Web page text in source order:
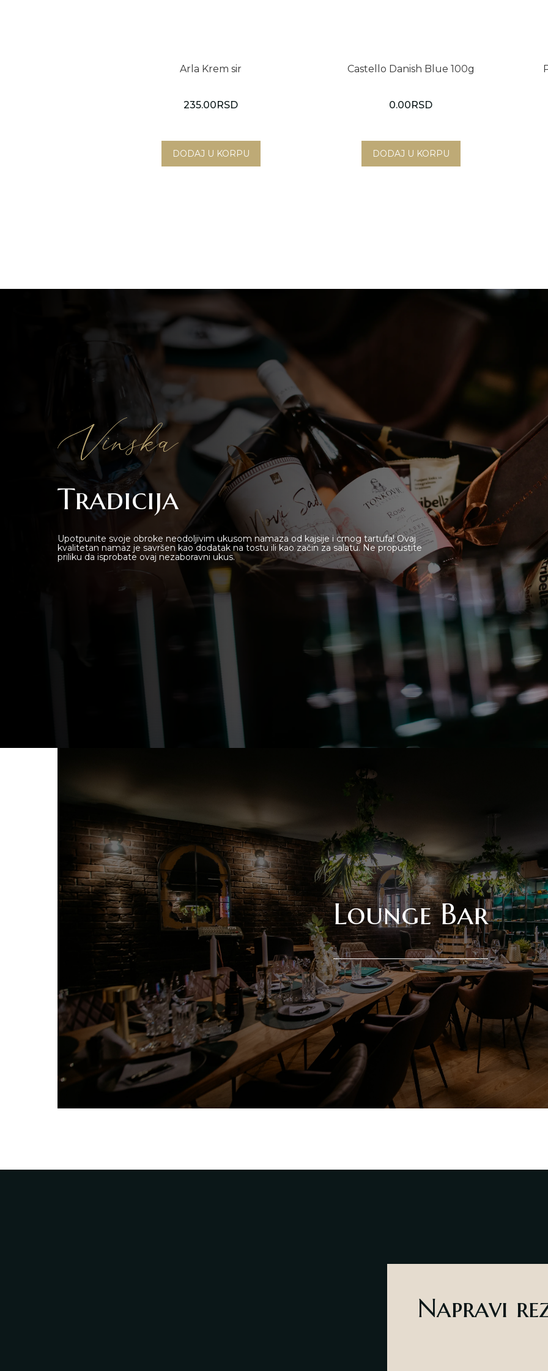
Novi Sad
Online
Beograd
Gift Shop
O nama
Deli
Lounge Bar
Kontakt
Arla Krem sir
235.00RSD
Castello Danish Blue 100g
0.00RSD
Vinska
Tradicija
Upotpunite svoje obroke neodoljivim ukusom namaza od kajsije i crnog tartufa! Ovaj
kvalitetan namaz je savršen kao dodatak na tostu ili kao začin za salatu. Ne propustite
priliku da isprobate ovaj nezaboravni ukus.
Lounge Bar
Napravi